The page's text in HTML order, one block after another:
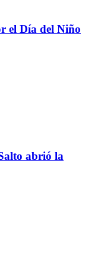
el Día del Niño
abrió la